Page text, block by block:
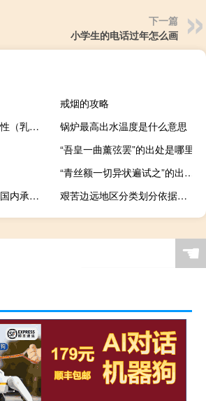
下一篇
小学生的电话过年怎么画
戒烟的攻略
乳头疼是怎么回事女性（乳头疼是怎么回事）
锅炉最高出水温度是什么意思
“吾皇一曲薰弦罢”的出处是哪里
“青丝额一切异状遍试之”的出处是哪里
国外在职硕士研究生国内承认吗
艰苦边远地区分类划分依据（艰苦边远地区分类）
☚